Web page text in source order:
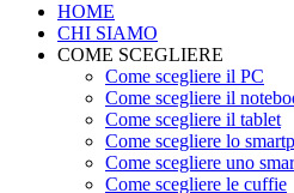
HOME
CHI SIAMO
COME SCEGLIERE
Come scegliere il PC
Come scegliere il
Come scegliere il tablet
Come scegliere lo
Come scegliere uno
Come scegliere le cuffie